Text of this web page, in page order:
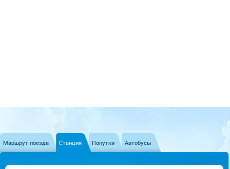
Маршрут поезда Станция Попутки Автобусы